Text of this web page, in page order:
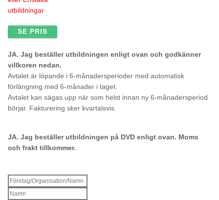
utbildningar
SE PRIS
JA. Jag beställer utbildningen enligt ovan och godkänner
villkoren nedan.
Avtalet är löpande i 6-månadersperioder med automatisk
förlängning med 6-månader i taget.
Avtalet kan sägas upp när som helst innan ny 6-månadersperiod
börjar. Fakturering sker kvartalsvis.
JA. Jag beställer utbildningen på DVD enligt ovan. Moms
och frakt tillkommer.